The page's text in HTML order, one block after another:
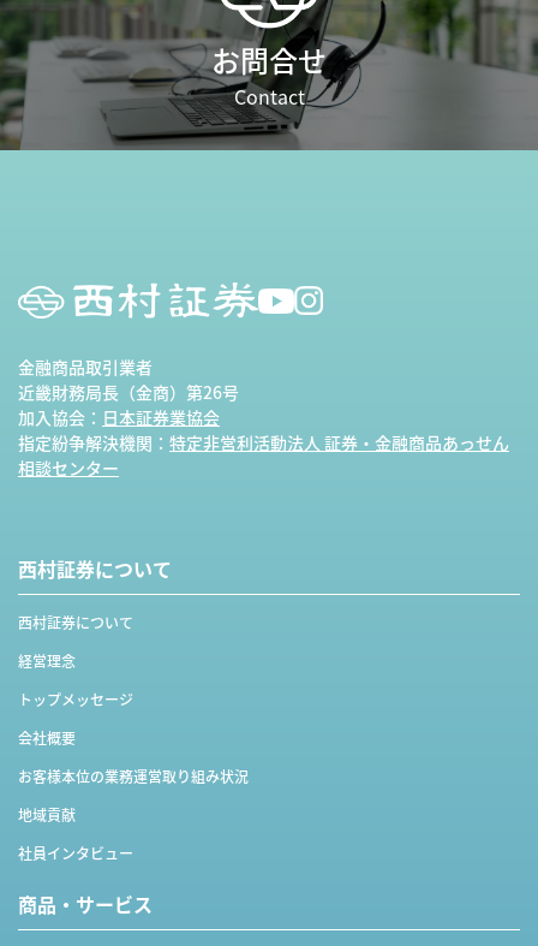
お問合せ
Contact
金融商品取引業者
近畿財務局長（金商）第26号
加入協会： 日本証券業協会
指定紛争解決機関： 特定非営利活動法人 証券・金融商品あっせん
相談センター
西村証券について
西村証券について
経営理念
トップメッセージ
会社概要
お客様本位の業務運営取り組み状況
地域貢献
社員インタビュー
商品・サービス